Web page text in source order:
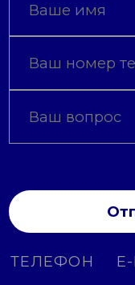
ТЕЛЕФОН